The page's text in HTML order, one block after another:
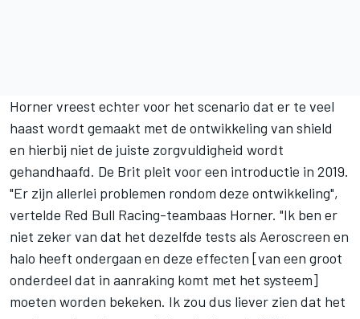
Horner vreest echter voor het scenario dat er te veel
haast wordt gemaakt met de ontwikkeling van shield
en hierbij niet de juiste zorgvuldigheid wordt
gehandhaafd. De Brit pleit voor een introductie in 2019.
"Er zijn allerlei problemen rondom deze ontwikkeling",
vertelde Red Bull Racing-teambaas Horner. "Ik ben er
niet zeker van dat het dezelfde tests als Aeroscreen en
halo heeft ondergaan en deze effecten [van een groot
onderdeel dat in aanraking komt met het systeem]
moeten worden bekeken. Ik zou dus liever zien dat het